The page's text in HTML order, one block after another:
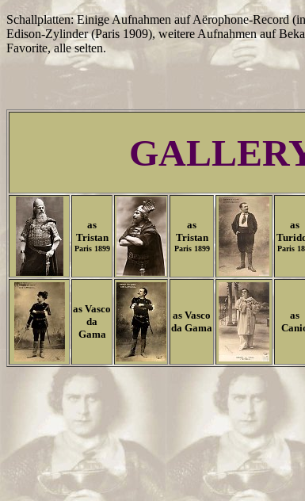
Schallplatten: Einige Aufnahmen auf Aërophone-Record
Edison-Zylinder (Paris 1909), weitere Aufnahmen auf
Favorite, alle selten.
as
Tristan
Paris 1899
as
Tristan
Paris 1899
as
Paris
as Vasco
da
Gama
as Vasco
da Gama
as